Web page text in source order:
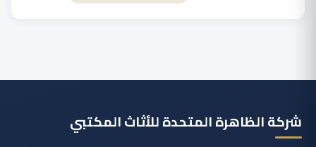
شركة الظاهرة المتحدة للأثاث المكتبي